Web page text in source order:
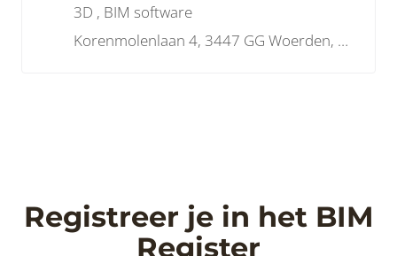
3D , BIM software
Korenmolenlaan 4, 3447 GG Woerden, Nederland
Registreer je in het BIM
Register